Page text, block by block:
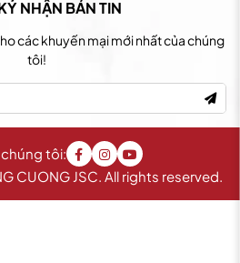
NHẬN BẢN TIN
các khuyến mại mới nhất của chúng
tôi!
CUONG JSC. All rights reserved.
tôi: